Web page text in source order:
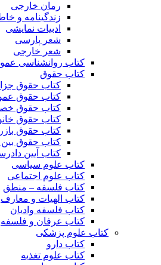
رمان خارجی
زندگینامه و
ادبیات نمایشی
شعر پارسی
شعر خارجی
کتاب روانشناسی
کتاب حقوق
کتاب حقوق
کتاب حقوق
کتاب حقوق
کتاب حقوق
کتاب حقوق
کتاب حقوق بین
کتاب آیین
کتاب علوم سیاسی
کتاب علوم اجتماعی
کتاب فلسفه – منطق
کتاب الهیات و معارف
کتاب فلسفه وادیان
کتاب عرفان و فلسفه
کتاب علوم پزشکی
کتاب دارو
کتاب علوم تغذیه